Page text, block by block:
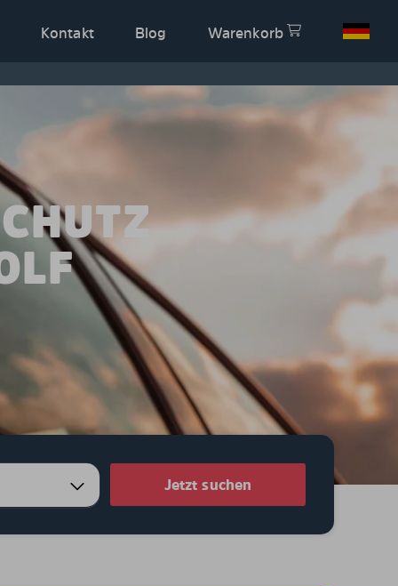
Kontakt Blog Warenkorb
Jetzt suchen